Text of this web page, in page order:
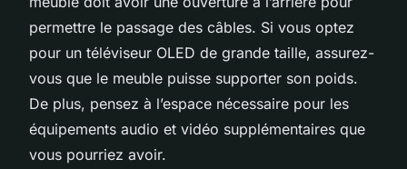
permettre le passage des câbles. Si vous optez
pour un téléviseur OLED de grande taille, assurez-
vous que le meuble puisse supporter son poids.
De plus, pensez à l’espace nécessaire pour les
équipements audio et vidéo supplémentaires que
vous pourriez avoir.